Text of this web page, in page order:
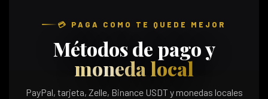
💳 PAGA COMO TE QUEDE MEJOR
Métodos de pago y
moneda local
PayPal, tarjeta, Zelle, Binance USDT y monedas locales